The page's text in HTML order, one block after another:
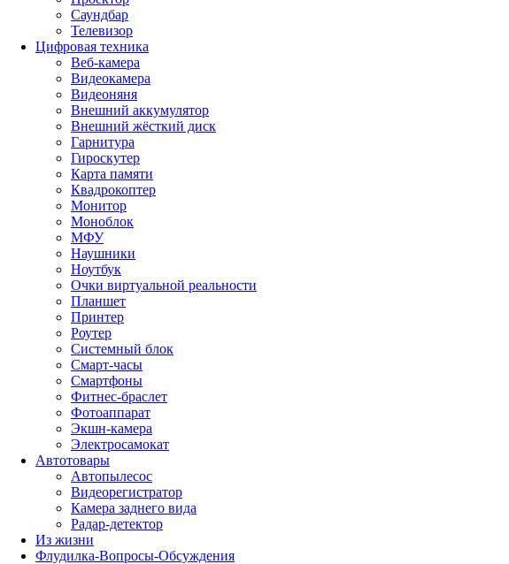
Саундбар
Телевизор
Цифровая техника
Веб-камера
Видеокамера
Видеоняня
Внешний аккумулятор
Внешний жёсткий диск
Гарнитура
Гироскутер
Карта памяти
Квадрокоптер
Монитор
Моноблок
МФУ
Наушники
Ноутбук
Очки виртуальной реальности
Планшет
Принтер
Роутер
Системный блок
Смарт-часы
Смартфоны
Фитнес-браслет
Фотоаппарат
Экшн-камера
Электросамокат
Автотовары
Автопылесос
Видеорегистратор
Камера заднего вида
Радар-детектор
Из жизни
Флудилка-Вопросы-Обсуждения